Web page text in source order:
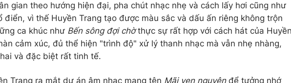
gian theo hướng hiện đại, pha chút nhạc nhẹ và cách lấy hơi cũng như
điển, vì thế Huyền Trang tạo được màu sắc và dấu ấn riêng không trộn
ca khúc như Bến sông đợi chờthực sự rất hợp với cách hát của
cảm xúc, đủ thể hiện "trình độ" xử lý thanh nhạc mà vẫn nhẹ nhàng,
và đặc biệt rất tinh tế.
Trang ra mắt dự án âm nhạc mang tên Mãi vẹn nguyênđể tưởng nhớ